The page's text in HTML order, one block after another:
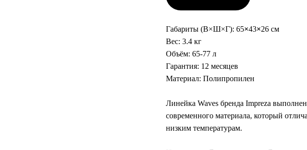
Габариты (В×Ш×Г): 65×43×26 см
Вес: 3.4 кг
Объём: 65-77 л
Гарантия: 12 месяцев
Материал: Полипропилен
Линейка Waves бренда Impreza
современного материала, который
низким температурам.